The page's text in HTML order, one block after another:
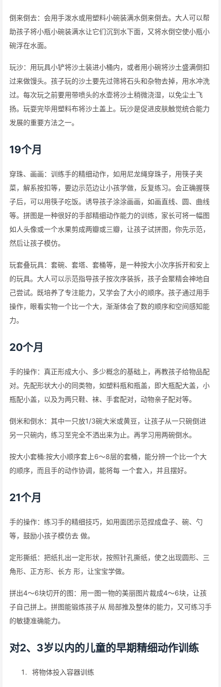
倒来倒去：会用手泼水或用塑料小碗装满水倒来倒去。大人可以帮
助孩子将小瓶小碗装满水让它们沉到水下面，又将水倒空使小瓶小
碗浮在水面。
玩沙：用玩具小铲将沙土装进小桶内，或者用小碗将沙土盛满倒扣
过来做馒头。孩子玩的沙土要先过筛将石头和杂物去掉，用水冲洗
过。每次玩之前要用带喷头的水壶将沙土稍微浇湿，以免尘土飞
扬。玩耍完毕用塑料布将沙土盖上。玩沙是促进皮肤触觉统合能力
发展的重要方法之一。
19个月
穿珠、画画：训练手的精细动作，如用尼龙绳穿珠子，用筷子夹
菜，解系按扣等，要边示范边让小孩学做，反复练习。会正确握筷
子后，可以用筷子吃饭。诱导孩子涂涂画画，如画直线、圆、曲线
等。拼图是一种很好的手部精细动作能力的训练，家长可将一幅图
如人头像或一个水果剪成两瓣或三瓣，让孩子试拼图，你先示范，
然后让孩子模仿。
玩套叠玩具：套碗、套塔、套桶等，是一种按大小次序拆开和安上
的玩具。大人可以示范指导孩子按次序装拆，孩子会聚精会神地自
己尝试。既培养了专注能力，又学会了大小的顺序。孩子通过用手
操作，眼看实物一个比一个大，渐渐体会了数的顺序和空间感知能
力。
20个月
手的操作：真正形成大小、多少概念的基础上，再教孩子给物品配
对。先配形状大小的同类物，如塑料瓶和瓶盖，即大瓶配大盖，小
瓶配小盖，以及为两只鞋、袜、手套配对，动物亲子配对等。
倒米和倒水：其中一只放1/3碗大米或黄豆，让孩子从一只碗倒进
另一只碗内，练习至完全不洒出来为止。再学习用两碗倒水。
按大小套桶:按大小顺序套上6～8层的套桶，能分辨一个比一个大
的顺序，而且手的动作协调，能将每 一个套入，并且摆好。
21个月
手的操作：练习手的精细技巧，如用面团示范捏成盘子、碗、勺
等，鼓励小孩子模仿去 做。
定形撕纸：把纸扎出一定形状，按照针孔撕纸，使之出现圆形、三
角形、正方形、长方 形，让宝宝学做。
拼出4～6块切开的图：用一图一物的美丽图片裁成4～6块，让孩
子自己拼上。拼图能锻炼孩子从 局部推及整体的能力，又可练习手
的敏捷准确能力。
对2、3岁以内的儿童的早期精细动作训练
将物体投入容器训练